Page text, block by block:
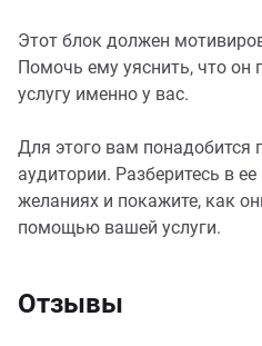
Этот блок должен
Помочь ему уяснить, что он
услугу именно у вас.
Для этого вам понадобится
аудитории. Разберитесь в
желаниях и покажите, как
помощью вашей услуги.
Отзывы